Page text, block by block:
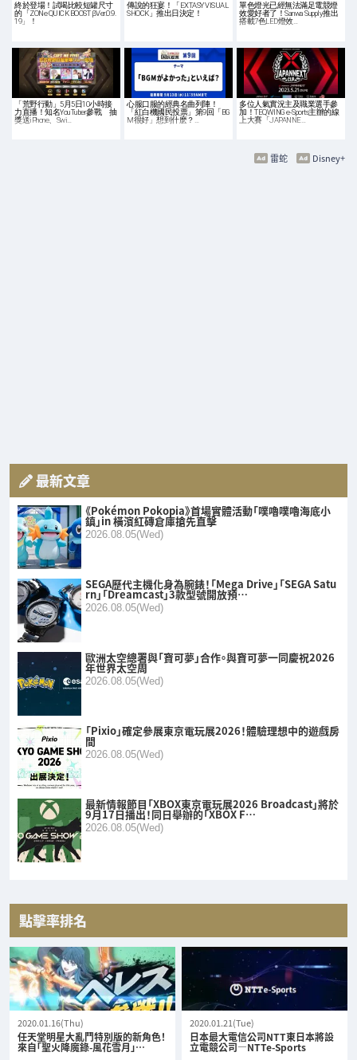
終於登場！試喝比較短罐尺寸
的「ZONe QUICK BOOST βVer.0.9.
19」！
傳說的狂宴！「EXTASY VISUAL
SHOCK」推出日決定！
單色燈光已經無法滿足電競燈
效愛好者了！Sanwa Supply推出
搭載7色LED燈效…
「荒野行動」5月5日10小時接
力直播！知名YouTuber參戰 抽
獎送iPhone、Swi…
心服口服的經典名曲列陣！
「紅白機國民投票」第9回「BG
M很好」想到什麽？…
多位人氣實況主及職業選手參
加！TEQWING e-Sports主辦的線
上大賽「JAPANNE…
Disney+
雷蛇
最新文章
《Pokémon Pokopia》首場實體活動「噗嚕噗嚕海底小
鎮」in 橫濱紅磚倉庫搶先直擊
2026.08.05(Wed)
SEGA歷代主機化身為腕錶！「Mega Drive」「SEGA Satu
rn」「Dreamcast」3款型號開放預…
2026.08.05(Wed)
歐洲太空總署與「寶可夢」合作。與寶可夢一同慶祝2026
年世界太空周
2026.08.05(Wed)
「Pixio」確定參展東京電玩展2026！體驗理想中的遊戲房
間
2026.08.05(Wed)
最新情報節目「XBOX東京電玩展2026 Broadcast」將於
9月17日播出！同日舉辦的「XBOX F…
2026.08.05(Wed)
點擊率排名
2020.01.16(Thu)
任天堂明星大亂鬥特別版的新角色！
來自「聖火降魔錄-風花雪月」…
2020.01.21(Tue)
日本最大電信公司NTT東日本將設
立電競公司—NTTe-Sports